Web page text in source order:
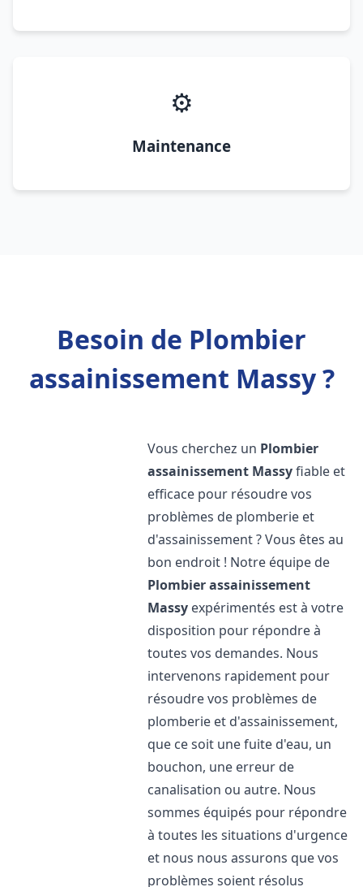
⚙️
Maintenance
Besoin de Plombier
assainissement Massy ?
Vous cherchez un Plombier
assainissement Massyfiable et
efficace pour résoudre vos
problèmes de plomberie et
d'assainissement ? Vous êtes au
bon endroit ! Notre équipe de
Plombier assainissement
Massy expérimentés est à votre
disposition pour répondre à
toutes vos demandes. Nous
intervenons rapidement pour
résoudre vos problèmes de
plomberie et d'assainissement,
que ce soit une fuite d'eau, un
bouchon, une erreur de
canalisation ou autre. Nous
sommes équipés pour répondre
à toutes les situations d'urgence
et nous nous assurons que vos
problèmes soient résolus